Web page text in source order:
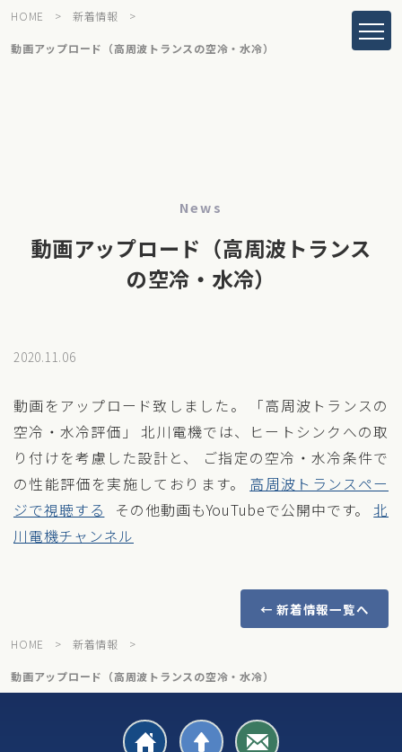
HOME > 新着情報 >
動画アップロード（高周波トランスの空冷・水冷）
動画アップロード（高周波トランス
の空冷・水冷）
News
2020.11.06
動画をアップロード致しました。 「高周波トランスの
空冷・水冷評価」 北川電機では、ヒートシンクへの取
り付けを考慮した設計と、 ご指定の空冷・水冷条件で
の性能評価を実施しております。 高周波トランスペー
ジで視聴する
その他動画もYouTubeで公開中です。北
川電機チャンネル
← 新着情報一覧へ
HOME > 新着情報 >
動画アップロード（高周波トランスの空冷・水冷）